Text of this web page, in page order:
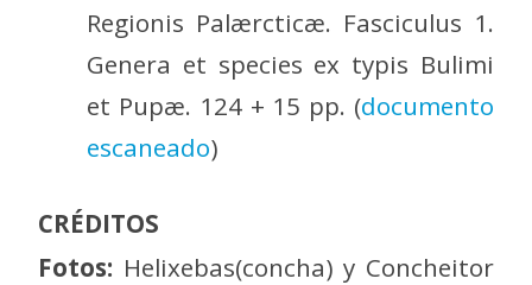
Regionis Palærcticæ. Fasciculus 1.
Genera et species ex typis Bulimi
et Pupæ. 124 + 15 pp. (documento
escaneado)
CRÉDITOS
Fotos: Helixebas(concha) y Concheitor